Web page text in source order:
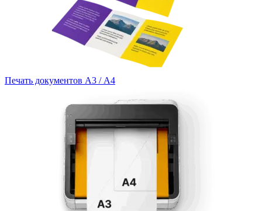
Печать документов А3 / А4